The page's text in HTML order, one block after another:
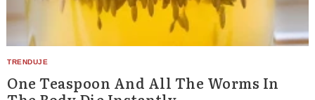
One Teaspoon And All The Worms In